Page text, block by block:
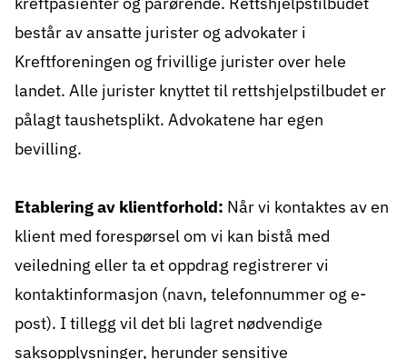
består av ansatte jurister og advokater i
Kreftforeningen og frivillige jurister over hele
landet. Alle jurister knyttet til rettshjelpstilbudet er
pålagt taushetsplikt. Advokatene har egen
bevilling.
Etablering av klientforhold: Når vi kontaktes av en
klient med forespørsel om vi kan bistå med
veiledning eller ta et oppdrag registrerer vi
kontaktinformasjon (navn, telefonnummer og e-
post). I tillegg vil det bli lagret nødvendige
saksopplysninger, herunder sensitive